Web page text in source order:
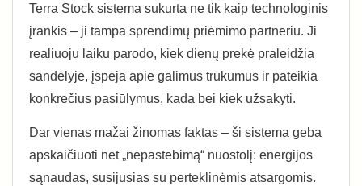
Terra Stock sistema sukurta ne tik kaip technologinis
įrankis – ji tampa sprendimų priėmimo partneriu. Ji
realiuoju laiku parodo, kiek dienų prekė praleidžia
sandėlyje, įspėja apie galimus trūkumus ir pateikia
konkrečius pasiūlymus, kada bei kiek užsakyti.
Dar vienas mažai žinomas faktas – ši sistema geba
apskaičiuoti net „nepastebimą“ nuostolį: energijos
sąnaudas, susijusias su perteklinėmis atsargomis.